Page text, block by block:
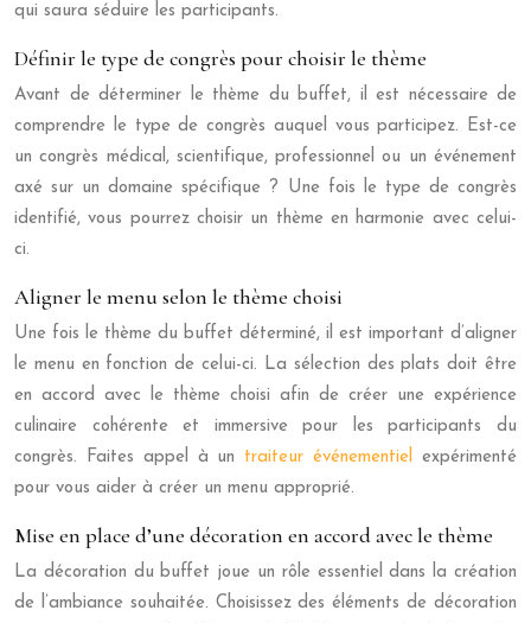
qui saura séduire les participants.
Définir le type de congrès pour choisir le thème
Avant de déterminer le thème du buffet, il est nécessaire de
comprendre le type de congrès auquel vous participez. Est-ce
un congrès médical, scientifique, professionnel ou un événement
axé sur un domaine spécifique ? Une fois le type de congrès
identifié, vous pourrez choisir un thème en harmonie avec celui-
ci.
Aligner le menu selon le thème choisi
Une fois le thème du buffet déterminé, il est important d’aligner
le menu en fonction de celui-ci. La sélection des plats doit être
en accord avec le thème choisi afin de créer une expérience
culinaire cohérente et immersive pour les participants du
congrès. Faites appel à un traiteur événementielexpérimenté
pour vous aider à créer un menu approprié.
Mise en place d’une décoration en accord avec le thème
La décoration du buffet joue un rôle essentiel dans la création
de l’ambiance souhaitée. Choisissez des éléments de décoration